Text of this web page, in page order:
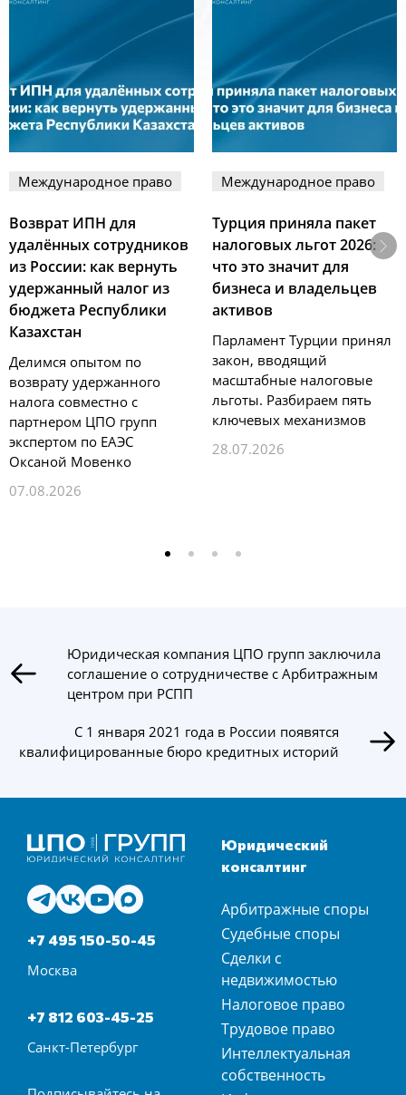
Международное право
Возврат ИПН для
удалённых сотрудников
из России: как вернуть
удержанный налог из
бюджета Республики
Казахстан
Делимся опытом по
возврату удержанного
налога совместно с
партнером ЦПО групп
экспертом по ЕАЭС
Оксаной Мовенко
07.08.2026
Международное право
Турция приняла пакет
налоговых льгот 2026:
что это значит для
бизнеса и владельцев
активов
Парламент Турции принял
закон, вводящий
масштабные налоговые
льготы. Разбираем пять
ключевых механизмов
28.07.2026
Юридическая компания ЦПО групп заключила
соглашение о сотрудничестве с Арбитражным
центром при РСПП
С 1 января 2021 года в России появятся
квалифицированные бюро кредитных историй
+7 495 150-50-45
Москва
+7 812 603-45-25
Санкт-Петербург
Юридический
консалтинг
Арбитражные споры
Судебные споры
Сделки с
недвижимостью
Налоговое право
Трудовое право
Интеллектуальная
собственность